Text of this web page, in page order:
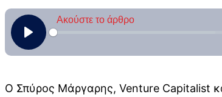
Ο Σπύρος Μάργαρης, Venture Capitalist